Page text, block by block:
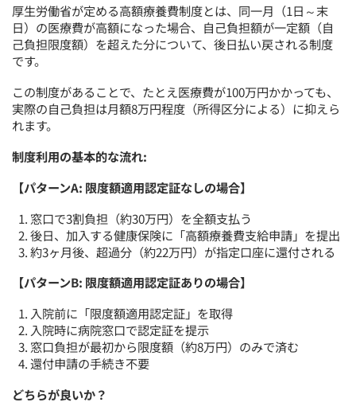
厚生労働省が定める高額療養費制度とは、同一月（1日～末
日）の医療費が高額になった場合、自己負担額が一定額（自
己負担限度額）を超えた分について、後日払い戻される制度
です。
この制度があることで、たとえ医療費が100万円かかっても、
実際の自己負担は月額8万円程度（所得区分による）に抑えら
れます。
制度利用の基本的な流れ:
【パターンA: 限度額適用認定証なしの場合】
窓口で3割負担（約30万円）を全額支払う
後日、加入する健康保険に「高額療養費支給申請」を提出
約3ヶ月後、超過分（約22万円）が指定口座に還付される
【パターンB: 限度額適用認定証ありの場合】
入院前に「限度額適用認定証」を取得
入院時に病院窓口で認定証を提示
窓口負担が最初から限度額（約8万円）のみで済む
還付申請の手続き不要
どちらが良いか？